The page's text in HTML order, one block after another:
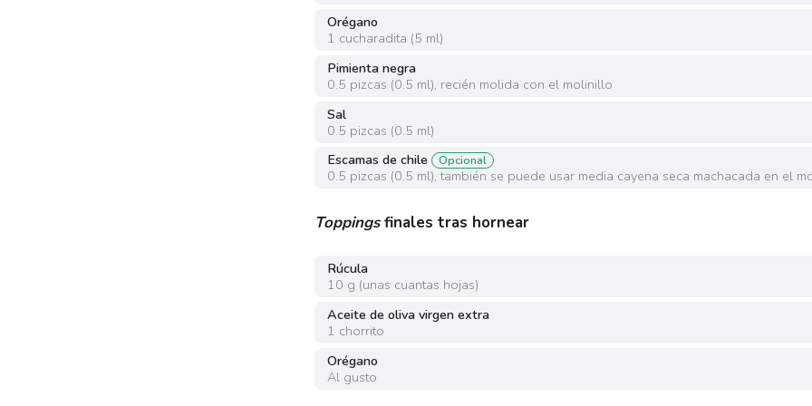
Orégano
1 cucharadita (5 ml)
Pimienta negra
0.5 pizcas (0.5 ml), recién molida con el molinillo
Sal
0.5 pizcas (0.5 ml)
Escamas de chile
Opcional
0.5 pizcas (0.5 ml),también se puede usar media cayena seca machacada en el
Toppingsfinales tras hornear
Rúcula
10 g (unas cuantas hojas)
Aceite de oliva virgen extra
1 chorrito
Orégano
Al gusto